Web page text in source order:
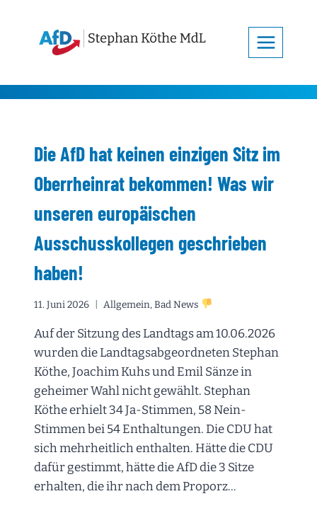
springen
Die AfD hat keinen einzigen Sitz im
Oberrheinrat bekommen! Was wir
unseren europäischen
Ausschusskollegen geschrieben
haben!
11. Juni 2026 Allgemein,Bad News
Auf der Sitzung des Landtags am 10.06.2026
wurden die Landtagsabgeordneten Stephan
Köthe, Joachim Kuhs und Emil Sänze in
geheimer Wahl nicht gewählt. Stephan
Köthe erhielt 34 Ja-Stimmen, 58 Nein-
Stimmen bei 54 Enthaltungen. Die CDU hat
sich mehrheitlich enthalten. Hätte die CDU
dafür gestimmt, hätte die AfD die 3 Sitze
erhalten, die ihr nach dem Proporz…